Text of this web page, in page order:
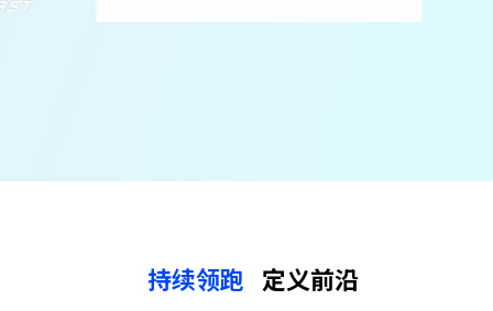
持续领跑 定义前沿